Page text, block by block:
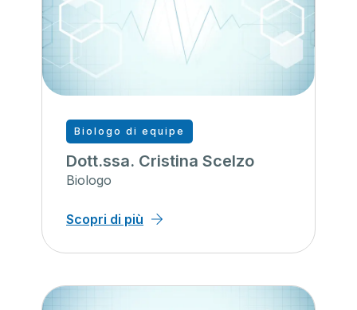
Biologo di equipe
Dott.ssa. Cristina Scelzo
Biologo
Scopri di più